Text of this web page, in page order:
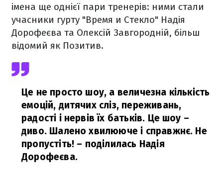
імена ще однієї пари тренерів: ними стали
учасники гурту "Время и Стекло" Надія
Дорофеєва та Олексій Завгородній, більш
відомий як Позитив.
Це не просто шоу, а величезна кількість
емоцій, дитячих сліз, переживань,
радості і нервів їх батьків. Це шоу –
диво. Шалено хвилююче і справжнє. Не
пропустіть! – поділилась Надія
Дорофеєва.